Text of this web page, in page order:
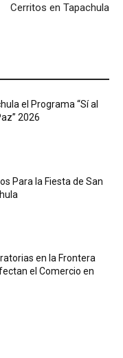
Cerritos en Tapachula
el Programa “Sí al
2026
Para la Fiesta de San
en la Frontera
el Comercio en